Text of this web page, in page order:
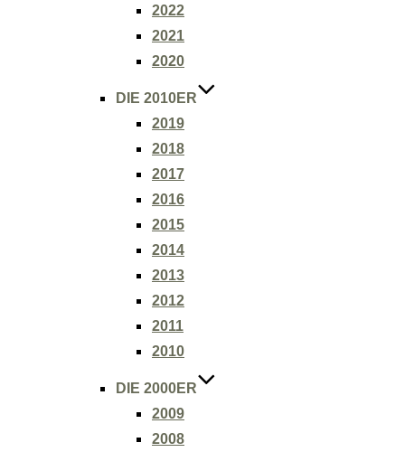
2022
2021
2020
DIE 2010ER
2019
2018
2017
2016
2015
2014
2013
2012
2011
2010
DIE 2000ER
2009
2008